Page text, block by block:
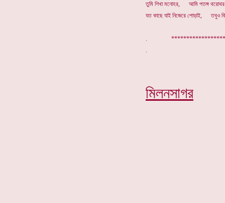
তুমি শিখা মনোহর, আমি পতঙ্গ
যত কাছে যাই নিজেরে পোড়াই, তবুও কি
.
মিলনসাগর